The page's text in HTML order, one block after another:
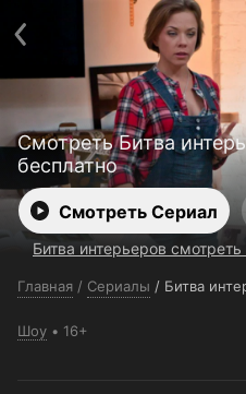
Смотреть Битва
бесплатно
Смотреть Сериал
Битва интерьеров
Главная / Сериалы / Битва
Шоу 16+
support@24h.tv
О сервисе
Политика конфиденциальности
Открыть приложение
Установить на ТВ